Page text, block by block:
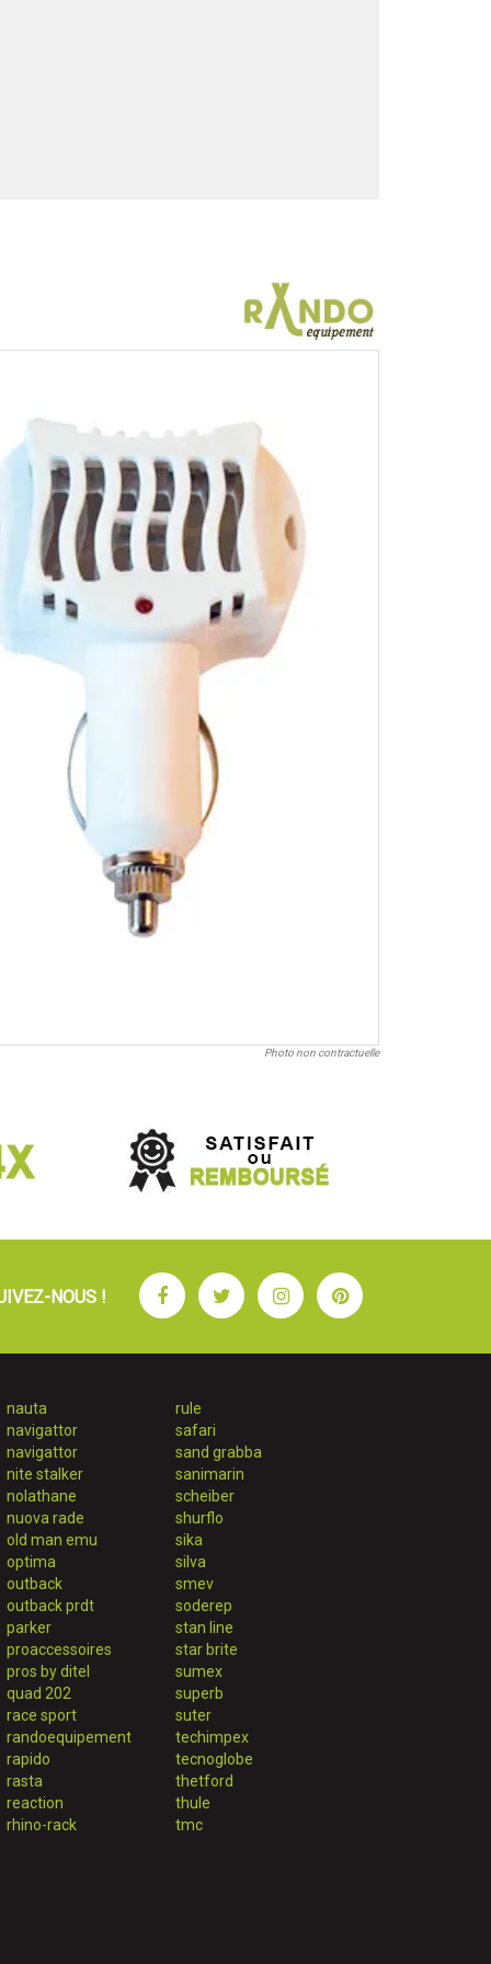
Photo non contractuelle
NOUS ! FacebookTwitterInstagramPinterest
nauta
navigattor
navigattor
nite stalker
nolathane
nuova rade
old man emu
optima
outback
outback prdt
parker
proaccessoires
pros by ditel
quad 202
race sport
randoequipement
rapido
rasta
reaction
rhino-rack
rule
safari
sand grabba
sanimarin
scheiber
shurflo
sika
silva
smev
soderep
stan line
star brite
sumex
superb
suter
techimpex
tecnoglobe
thetford
thule
tmc